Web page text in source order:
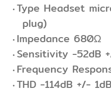
Type Headset
plug)
Impedance 680Ω
Sensitivity -52dB
Frequency
THD -114dB +/- 1dB